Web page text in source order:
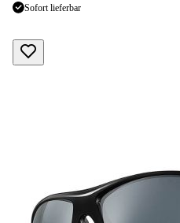
Sofort lieferbar